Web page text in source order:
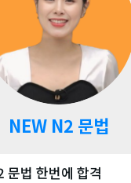
NEW N2 문법
법 한번에 합격